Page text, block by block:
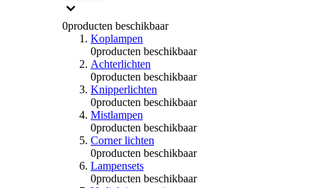
0producten beschikbaar
Koplampen
0producten beschikbaar
Achterlichten
0producten beschikbaar
Knipperlichten
0producten beschikbaar
Mistlampen
0producten beschikbaar
Corner lichten
0producten beschikbaar
Lampensets
0producten beschikbaar